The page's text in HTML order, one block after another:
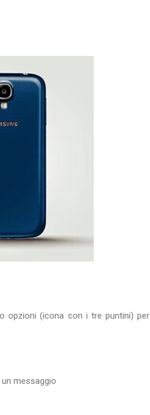
opzioni (icona con i tre puntini) per
messaggio